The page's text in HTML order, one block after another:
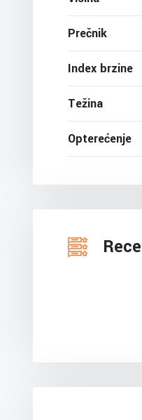
Prečnik
Index brzine
Težina
Opterećenje